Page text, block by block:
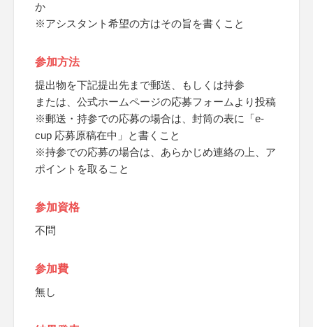
か
※アシスタント希望の方はその旨を書くこと
参加方法
提出物を下記提出先まで郵送、もしくは持参
または、公式ホームページの応募フォームより投稿
※郵送・持参での応募の場合は、封筒の表に「e-
cup 応募原稿在中」と書くこと
※持参での応募の場合は、あらかじめ連絡の上、ア
ポイントを取ること
参加資格
不問
参加費
無し